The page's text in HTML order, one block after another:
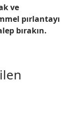
ve
pırlantayı
bırakın.